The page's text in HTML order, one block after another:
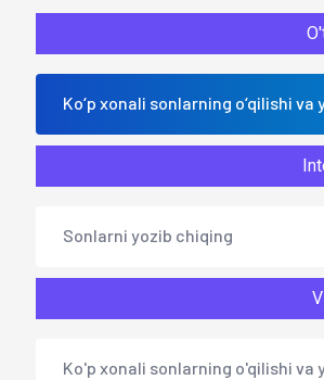
Ko‘p xonali sonlarning o‘qilishi va
Sonlarni yozib chiqing
Ko'p xonali sonlarning o'qilishi va